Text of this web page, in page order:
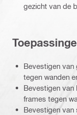
gezicht van de
Bevestigen van
tegen wanden
Bevestigen van
frames tegen
Bevestigen van